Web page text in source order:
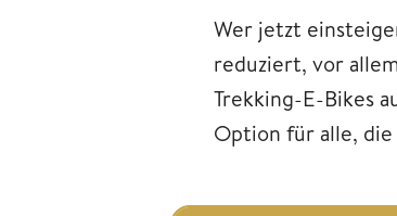
Wer jetzt
reduziert, vor
Trekking-E-Bikes
Option für alle, die